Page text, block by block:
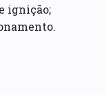
ignição;